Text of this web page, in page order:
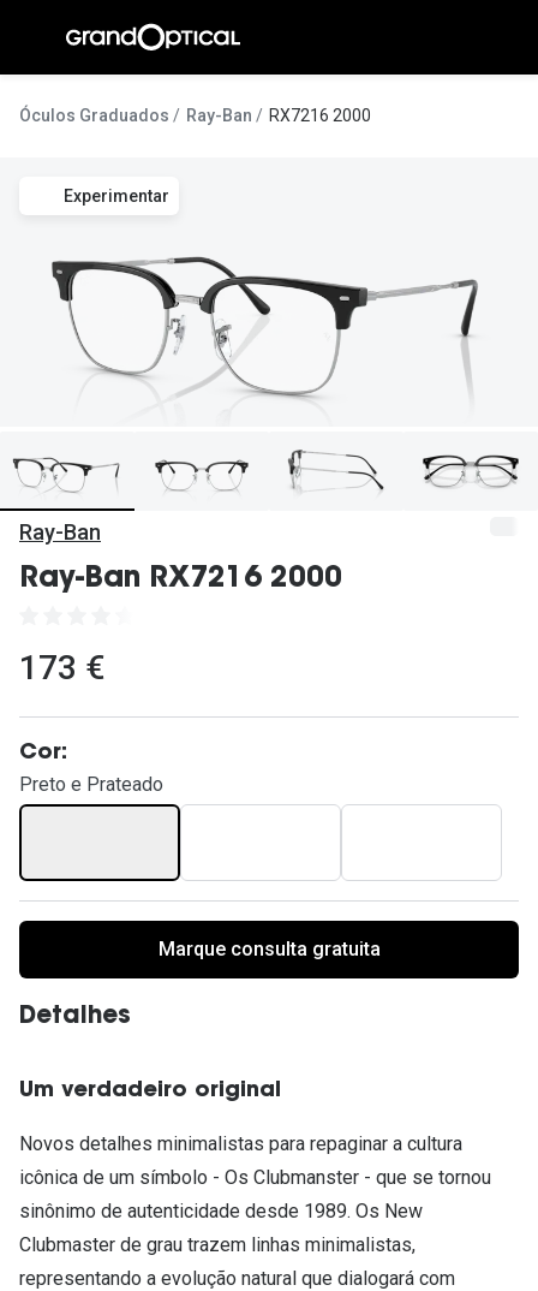
conteúdo
Pedro
Marta
Luís
Inês
Óculos Graduados Ray-Ban RX7216 2000
Experimentar
Ray-Ban
Ray-Ban RX7216 2000
173 €
Cor:
Preto e Prateado
Marque consulta gratuita
Detalhes
Um verdadeiro original
Novos detalhes minimalistas para repaginar a cultura
icônica de um símbolo - Os Clubmanster - que se tornou
sinônimo de autenticidade desde 1989. Os New
Clubmaster de grau trazem linhas minimalistas,
representando a evolução natural que dialogará com